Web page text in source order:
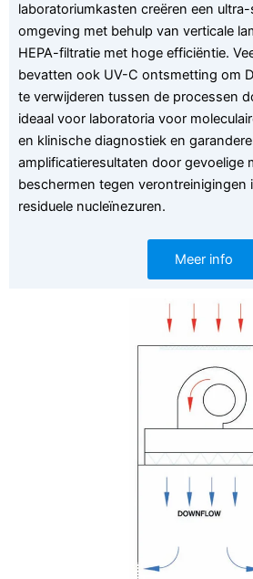
laboratoriumkasten creëren een
omgeving met behulp van verticale
HEPA-filtratie met hoge efficiëntie.
bevatten ook UV-C ontsmetting om
te verwijderen tussen de processen
ideaal voor laboratoria voor
en klinische diagnostiek en
amplificatieresultaten door gevoelige
beschermen tegen verontreinigingen
residuele nucleïnezuren.
Meer info